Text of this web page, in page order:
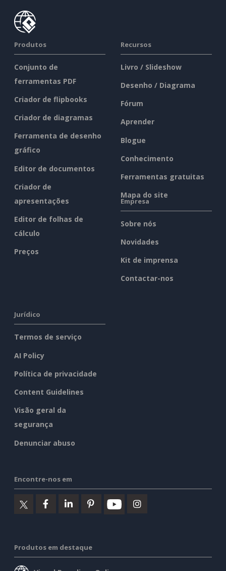
Produtos
Conjunto de
ferramentas PDF
Criador de flipbooks
Criador de diagramas
Ferramenta de desenho
gráfico
Editor de documentos
Criador de
apresentações
Editor de folhas de
cálculo
Preços
Recursos
Livro / Slideshow
Desenho / Diagrama
Fórum
Aprender
Blogue
Conhecimento
Ferramentas gratuitas
Mapa do site
Empresa
Sobre nós
Novidades
Kit de imprensa
Contactar-nos
Jurídico
Termos de serviço
AI Policy
Política de privacidade
Content Guidelines
Visão geral da
segurança
Denunciar abuso
Encontre-nos em
Produtos em destaque